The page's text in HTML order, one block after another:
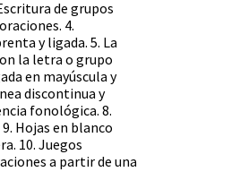
de grupos
4.
y ligada. 5. La
la letra o grupo
en mayúscula y
discontinua y
fonológica. 8.
Hojas en blanco
10. Juegos
a partir de una